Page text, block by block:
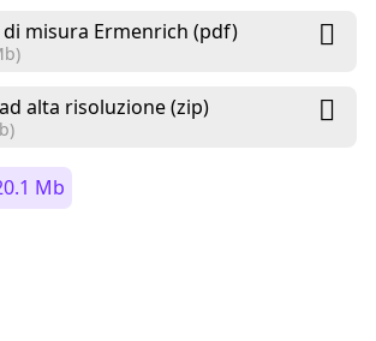
misura Ermenrich (pdf)
alta risoluzione (zip)
Mb